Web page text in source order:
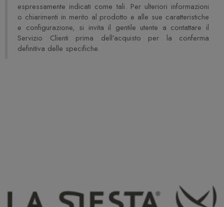
espressamente indicati come tali. Per ulteriori informazioni
o chiarimenti in merito al prodotto e alle sue caratteristiche
e configurazione, si invita il gentile utente a contattare il
Servizio Clienti prima dell’acquisto per la conferma
definitiva delle specifiche.